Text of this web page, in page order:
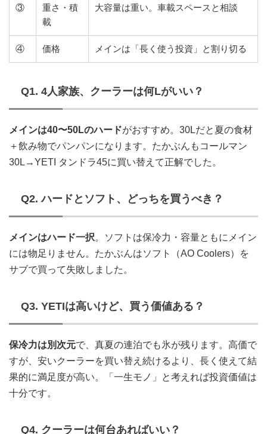
③
重さ・積
載
大容量は重い。車載スペースと相談
④ 価格 メインは「長く使う投資」と割り切る
Q1. 4人家族、クーラーは何Lがいい？
メインは40〜50Lのハードがおすすめ。30Lだと夏の食材
＋飲み物でパンパンになります。たかぶんもコールマン
30L→YETI タンドラ45に買い替えて正解でした。
Q2. ハードとソフト、どっちを買うべき？
メインはハード一択。ソフトは保冷力・容量ともにメイン
には物足りません。たかぶんはソフト（AO Coolers）を
サブで買って失敗しました。
Q3. YETIは高いけど、買う価値ある？
保冷力は別次元で、真夏の連泊でも氷が残ります。高価で
すが、安いクーラーを買い替え続けるより、長く使えて結
果的に満足度が高い。「一生モノ」と考えれば投資価値は
十分です。
Q4. クーラーは何台あればいい？